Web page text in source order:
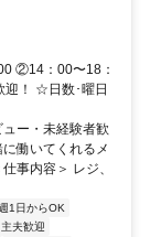
②14：00〜18：
！ ☆日数･曜日
ー・未経験者歓
働いてくれるメ
事内容＞ レジ、
1日からOK
夫歓迎